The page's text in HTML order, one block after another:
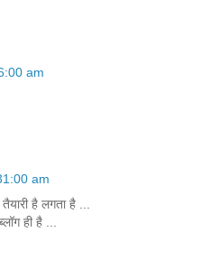
am
am
है लगता है ...
ही है ...